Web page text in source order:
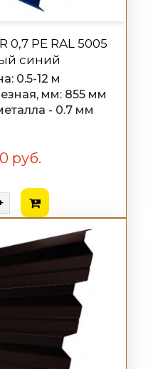
0,7 PE RAL 5005
синий
0.5-12 м
мм: 855 мм
- 0.7 мм
руб.